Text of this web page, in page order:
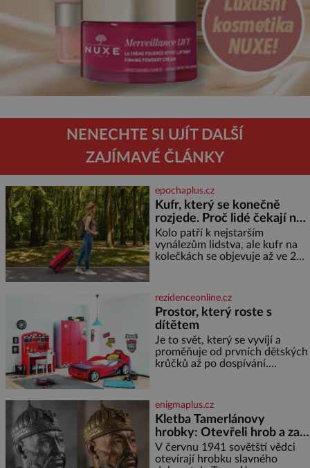
NENECHTE SI UJÍT DALŠÍ
ZAJÍMAVÉ ČLÁNKY
epochaplus.cz
Kufr, který se konečně
rozjede. Proč lidé čekají na
kolečka téměř pět tisíc let?
Kolo patří k nejstarším
vynálezům lidstva, ale kufr na
kolečkách se objevuje až ve 20.
zádech nebo je nakládají na
povozy. Stačí přitom jediný
nápad, připevnit ke kufru
kolečka. Jenže právě ten nikdo
dlouho nedostane. Až jednou se
na letišti ozve věta, která změní
rezidenceonline.cz
Prostor, který roste s
dítětem
Je to svět, který se vyvíjí a
proměňuje od prvních dětských
krůčků až po dospívání.
soustředění i odpočinek a
reaguje na každou etapu života
a specifické potřeby dítěte. Pro
nejmenší je klíčová
jednoduchost, měkkost a
bezpečí, proto by pokoj
enigmaplus.cz
Kletba Tamerlánovy
hrobky: Otevřeli hrob a za
dva dny začala invaze do
SSSR. Náhoda, nebo
V červnu 1941 sovětští vědci
otevírají hrobku slavného